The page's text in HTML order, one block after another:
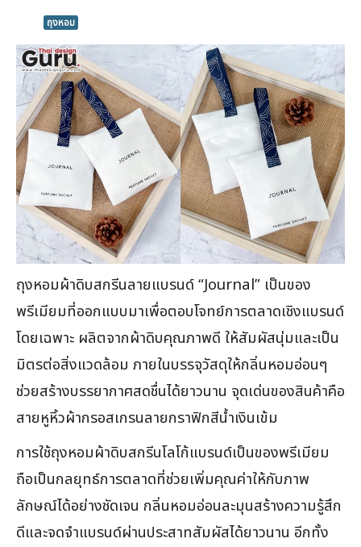
ถุงหอม
ถุงหอมผ้าดิบสกรีนลายแบรนด์ “Journal” เป็นของ
พรีเมียมที่ออกแบบมาเพื่อตอบโจทย์การตลาดเชิงแบรนด์
โดยเฉพาะ ผลิตจากผ้าดิบคุณภาพดี ให้สัมผัสนุ่มและเป็น
มิตรต่อสิ่งแวดล้อม ภายในบรรจุวัสดุให้กลิ่นหอมอ่อนๆ
ช่วยสร้างบรรยากาศสดชื่นได้ยาวนาน จุดเด่นของสินค้าคือ
สายหูหิ้วผ้ากรอสเกรนลายกราฟิกสีน้ำเงินเข้ม
การใช้ถุงหอมผ้าดิบสกรีนโลโก้แบรนด์เป็นของพรีเมียม
ถือเป็นกลยุทธ์การตลาดที่ช่วยเพิ่มคุณค่าให้กับภาพ
ลักษณ์ได้อย่างชัดเจน กลิ่นหอมอ่อนละมุนสร้างความรู้สึก
ดีและจดจำแบรนด์ผ่านประสาทสัมผัสได้ยาวนาน อีกทั้ง